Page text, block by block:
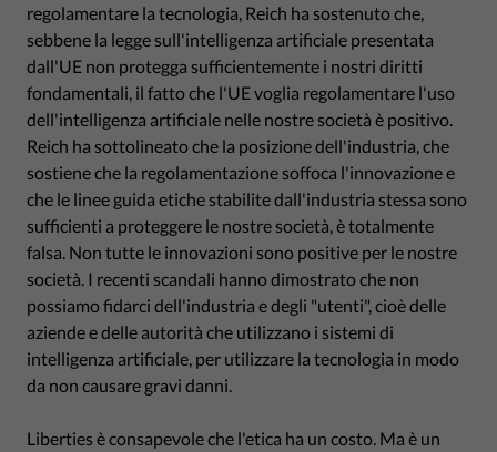
regolamentare la tecnologia, Reich ha sostenuto che,
sebbene la legge sull'intelligenza artificiale presentata
dall'UE non protegga sufficientemente i nostri diritti
fondamentali, il fatto che l'UE voglia regolamentare l'uso
dell'intelligenza artificiale nelle nostre società è positivo.
Reich ha sottolineato che la posizione dell'industria, che
sostiene che la regolamentazione soffoca l'innovazione e
che le linee guida etiche stabilite dall'industria stessa sono
sufficienti a proteggere le nostre società, è totalmente
falsa. Non tutte le innovazioni sono positive per le nostre
società. I recenti scandali hanno dimostrato che non
possiamo fidarci dell'industria e degli "utenti", cioè delle
aziende e delle autorità che utilizzano i sistemi di
intelligenza artificiale, per utilizzare la tecnologia in modo
da non causare gravi danni.
Liberties è consapevole che l'etica ha un costo. Ma è un